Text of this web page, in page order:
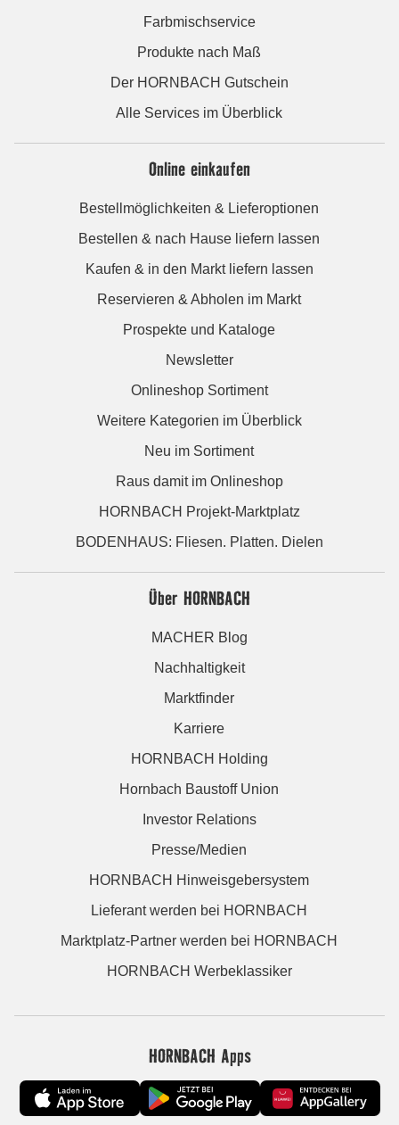
Farbmischservice
Produkte nach Maß
Der HORNBACH Gutschein
Alle Services im Überblick
Online einkaufen
Bestellmöglichkeiten & Lieferoptionen
Bestellen & nach Hause liefern lassen
Kaufen & in den Markt liefern lassen
Reservieren & Abholen im Markt
Prospekte und Kataloge
Newsletter
Onlineshop Sortiment
Weitere Kategorien im Überblick
Neu im Sortiment
Raus damit im Onlineshop
HORNBACH Projekt-Marktplatz
BODENHAUS: Fliesen. Platten. Dielen
Über HORNBACH
MACHER Blog
Nachhaltigkeit
Marktfinder
Karriere
HORNBACH Holding
Hornbach Baustoff Union
Investor Relations
Presse/Medien
HORNBACH Hinweisgebersystem
Lieferant werden bei HORNBACH
Marktplatz-Partner werden bei HORNBACH
HORNBACH Werbeklassiker
HORNBACH Apps